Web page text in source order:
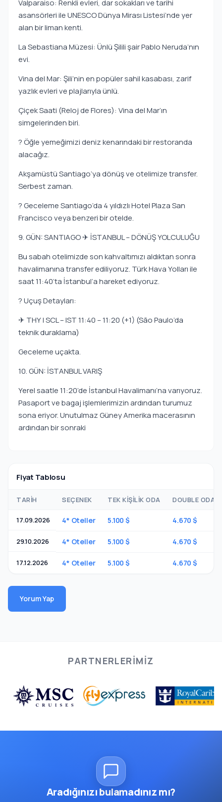
Valparaiso: Renkli evleri, dar sokakları ve tarihi
asansörleri ile UNESCO Dünya Mirası Listesi’nde yer
alan bir liman kenti.
La Sebastiana Müzesi: Ünlü Şilili şair Pablo Neruda’nın
evi.
Vina del Mar: Şili’nin en popüler sahil kasabası, zarif
yazlık evleri ve plajlarıyla ünlü.
Çiçek Saati (Reloj de Flores): Vina del Mar’ın
simgelerinden biri.
? Öğle yemeğimizi deniz kenarındaki bir restoranda
alacağız.
Akşamüstü Santiago’ya dönüş ve otelimize transfer.
Serbest zaman.
? Geceleme Santiago’da 4 yıldızlı Hotel Plaza San
Francisco veya benzeri bir otelde.
9. GÜN: SANTIAGO ✈ İSTANBUL – DÖNÜŞ YOLCULUĞU
Bu sabah otelimizde son kahvaltımızı aldıktan sonra
havalimanına transfer ediliyoruz. Türk Hava Yolları ile
saat 11:40’ta İstanbul’a hareket ediyoruz.
? Uçuş Detayları:
✈ THY | SCL – IST 11:40 – 11:20 (+1) (São Paulo’da
teknik duraklama)
Geceleme uçakta.
10. GÜN: İSTANBUL VARIŞ
Yerel saatle 11:20’de İstanbul Havalimanı’na varıyoruz.
Pasaport ve bagaj işlemlerimizin ardından turumuz
sona eriyor. Unutulmaz Güney Amerika macerasının
ardından bir sonraki
Fiyat Tablosu
TARIH SEÇENEK TEK KIŞILIK ODA DOUBLE
17.09.2026 4* Oteller 5.100 $ 4.670 $
29.10.2026 4* Oteller 5.100 $ 4.670 $
17.12.2026 4* Oteller 5.100 $ 4.670 $
Yorum Yap
PARTNERLERIMIZ
Aradığınızı bulamadınız mı?